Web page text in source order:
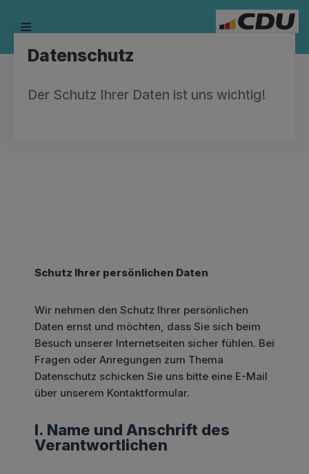
Zum
InhaltDatenschutz
Der Schutz Ihrer Daten ist uns wichtig!
Schutz Ihrer persönlichen Daten
Wir nehmen den Schutz Ihrer persönlichen
Daten ernst und möchten, dass Sie sich beim
Besuch unserer Internetseiten sicher fühlen. Bei
Fragen oder Anregungen zum Thema
Datenschutz schicken Sie uns bitte eine E-Mail
über unserem Kontaktformular.
I. Name und Anschrift des
Verantwortlichen